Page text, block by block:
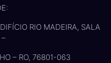
RIO MADEIRA, SALA
– RO, 76801-063